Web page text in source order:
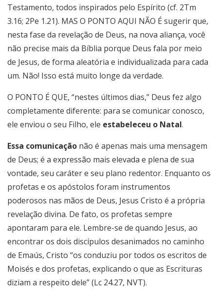
Testamento, todos inspirados pelo Espírito (cf. 2Tm
3.16; 2Pe 1.21). MAS O PONTO AQUI NÃO É sugerir que,
nesta fase da revelação de Deus, na nova aliança, você
não precise mais da Bíblia porque Deus fala por meio
de Jesus, de forma aleatória e individualizada para cada
um. Não! Isso está muito longe da verdade.
O PONTO É QUE, “nestes últimos dias,” Deus fez algo
completamente diferente: para se comunicar conosco,
ele enviou o seu Filho, ele estabeleceu o Natal.
Essa comunicação não é apenas mais uma mensagem
de Deus; é a expressão mais elevada e plena de sua
vontade, seu caráter e seu plano redentor. Enquanto os
profetas e os apóstolos foram instrumentos
poderosos nas mãos de Deus, Jesus Cristo é a própria
revelação divina. De fato, os profetas sempre
apontaram para ele. Lembre-se de quando Jesus, ao
encontrar os dois discípulos desanimados no caminho
de Emaús, Cristo “os conduziu por todos os escritos de
Moisés e dos profetas, explicando o que as Escrituras
diziam a respeito dele” (Lc 24.27, NVT).